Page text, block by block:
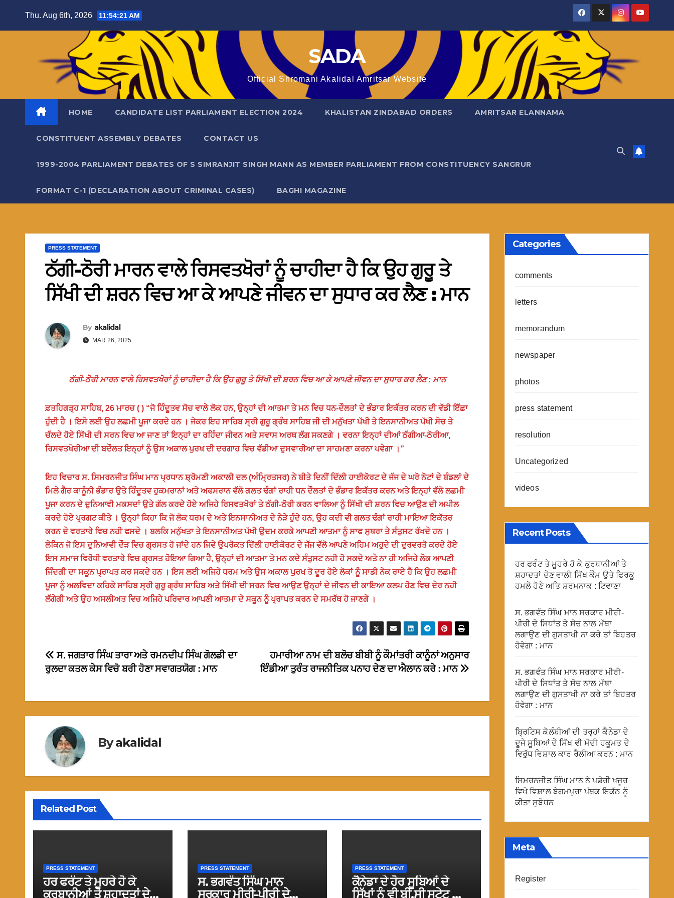
Thu. Aug 6th, 2026 11:54:22 AM
SADA
Official Shromani Akalidal Amritsar Website
HOME CANDIDATE LIST PARLIAMENT ELECTION 2024 KHALISTAN ZINDABAD ORDERS AMRITSAR ELANNAMA
CONSTITUENT ASSEMBLY DEBATES CONTACT US
1999-2004 PARLIAMENT DEBATES OF S SIMRANJIT SINGH MANN AS MEMBER PARLIAMENT FROM CONSTITUENCY SANGRUR
FORMAT C-1 (DECLARATION ABOUT CRIMINAL CASES) BAGHI MAGAZINE
PRESS STATEMENT
ਠੱਗੀ-ਠੋਰੀ ਮਾਰਨ ਵਾਲੇ ਰਿਸਵਤਖੋਰਾਂ ਨੂੰ ਚਾਹੀਦਾ ਹੈ ਕਿ ਉਹ ਗੁਰੂ ਤੇ
ਸਿੱਖੀ ਦੀ ਸ਼ਰਨ ਵਿਚ ਆ ਕੇ ਆਪਣੇ ਜੀਵਨ ਦਾ ਸੁਧਾਰ ਕਰ ਲੈਣ : ਮਾਨ
By akalidal
MAR 26, 2025
ਠੱਗੀ-ਠੋਰੀ ਮਾਰਨ ਵਾਲੇ ਰਿਸਵਤਖੋਰਾਂ ਨੂੰ ਚਾਹੀਦਾ ਹੈ ਕਿ ਉਹ ਗੁਰੂ ਤੇ ਸਿੱਖੀ ਦੀ ਸ਼ਰਨ ਵਿਚ ਆ ਕੇ ਆਪਣੇ ਜੀਵਨ ਦਾ ਸੁਧਾਰ ਕਰ ਲੈਣ : ਮਾਨ
ਫ਼ਤਹਿਗੜ੍ਹ ਸਾਹਿਬ, 26 ਮਾਰਚ ( ) “ਜੋ ਹਿੰਦੂਤਵ ਸੋਚ ਵਾਲੇ ਲੋਕ ਹਨ, ਉਨ੍ਹਾਂ ਦੀ ਆਤਮਾ ਤੇ ਮਨ ਵਿਚ ਧਨ-ਦੌਲਤਾਂ ਦੇ ਭੰਡਾਰ ਇਕੱਤਰ ਕਰਨ ਦੀ ਵੱਡੀ ਇੱਛਾ
ਹੁੰਦੀ ਹੈ । ਇਸੇ ਲਈ ਉਹ ਲਛਮੀ ਪੂਜਾ ਕਰਦੇ ਹਨ । ਜੇਕਰ ਇਹ ਸਾਹਿਬ ਸ੍ਰੀ ਗੁਰੂ ਗ੍ਰੰਥ ਸਾਹਿਬ ਜੀ ਦੀ ਮਨੁੱਖਤਾ ਪੱਖੀ ਤੇ ਇਨਸਾਨੀਅਤ ਪੱਖੀ ਸੋਚ ਤੇ
ਚੱਲਦੇ ਹੋਏ ਸਿੱਖੀ ਦੀ ਸਰਨ ਵਿਚ ਆ ਜਾਣ ਤਾਂ ਇਨ੍ਹਾਂ ਦਾ ਰਹਿੰਦਾ ਜੀਵਨ ਅਤੇ ਸਵਾਸ ਅਰਥ ਲੱਗ ਸਕਣਗੇ । ਵਰਨਾ ਇਨ੍ਹਾਂ ਦੀਆਂ ਠੱਗੀਆ-ਠੋਰੀਆ,
ਰਿਸਵਤਖੋਰੀਆ ਦੀ ਬਦੌਲਤ ਇਨ੍ਹਾਂ ਨੂੰ ਉਸ ਅਕਾਲ ਪੁਰਖ ਦੀ ਦਰਗਾਹ ਵਿਚ ਵੱਡੀਆ ਦੁਸਵਾਰੀਆ ਦਾ ਸਾਹਮਣਾ ਕਰਨਾ ਪਵੇਗਾ ।”
ਇਹ ਵਿਚਾਰ ਸ. ਸਿਮਰਨਜੀਤ ਸਿੰਘ ਮਾਨ ਪ੍ਰਧਾਨ ਸ਼੍ਰੋਮਣੀ ਅਕਾਲੀ ਦਲ (ਅੰਮ੍ਰਿਤਸਰ) ਨੇ ਬੀਤੇ ਦਿਨੀਂ ਦਿੱਲੀ ਹਾਈਕੋਰਟ ਦੇ ਜੱਜ ਦੇ ਘਰੋ ਨੋਟਾਂ ਦੇ ਬੰਡਲਾਂ ਦੇ
ਮਿਲੇ ਗੈਰ ਕਾਨੂੰਨੀ ਭੰਡਾਰ ਉਤੇ ਹਿੰਦੂਤਵ ਹੁਕਮਰਾਨਾਂ ਅਤੇ ਅਫਸਰਾਨ ਵੱਲੋ ਗਲਤ ਢੰਗਾਂ ਰਾਹੀ ਧਨ ਦੌਲਤਾਂ ਦੇ ਭੰਡਾਰ ਇਕੱਤਰ ਕਰਨ ਅਤੇ ਇਨ੍ਹਾਂ ਵੱਲੋ ਲਛਮੀ
ਪੂਜਾ ਕਰਨ ਦੇ ਦੁਨਿਆਵੀ ਮਕਸਦਾਂ ਉਤੇ ਗੱਲ ਕਰਦੇ ਹੋਏ ਅਜਿਹੇ ਰਿਸਵਤਖੋਰਾਂ ਤੇ ਠੱਗੀ-ਠੋਰੀ ਕਰਨ ਵਾਲਿਆ ਨੂੰ ਸਿੱਖੀ ਦੀ ਸ਼ਰਨ ਵਿਚ ਆਉਣ ਦੀ ਅਪੀਲ
ਕਰਦੇ ਹੋਏ ਪ੍ਰਗਟ ਕੀਤੇ । ਉਨ੍ਹਾਂ ਕਿਹਾ ਕਿ ਜੋ ਲੋਕ ਧਰਮ ਦੇ ਅਤੇ ਇਨਸਾਨੀਅਤ ਦੇ ਨੇੜੇ ਹੁੰਦੇ ਹਨ, ਉਹ ਕਦੀ ਵੀ ਗਲਤ ਢੰਗਾਂ ਰਾਹੀ ਮਾਇਆ ਇਕੱਤਰ
ਕਰਨ ਦੇ ਵਰਤਾਰੇ ਵਿਚ ਨਹੀ ਫਸਦੇ । ਬਲਕਿ ਮਨੁੱਖਤਾ ਤੇ ਇਨਸਾਨੀਅਤ ਪੱਖੀ ਉਦਮ ਕਰਕੇ ਆਪਣੀ ਆਤਮਾ ਨੂੰ ਸਾਫ ਸੁਥਰਾ ਤੇ ਸੰਤੁਸਟ ਰੱਖਦੇ ਹਨ ।
ਲੇਕਿਨ ਜੋ ਇਸ ਦੁਨਿਆਵੀ ਦੌੜ ਵਿਚ ਗ੍ਰਸਤ ਹੋ ਜਾਂਦੇ ਹਨ ਜਿਵੇ ਉਪਰੋਕਤ ਦਿੱਲੀ ਹਾਈਕੋਰਟ ਦੇ ਜੱਜ ਵੱਲੋ ਆਪਣੇ ਅਹਿਮ ਅਹੁਦੇ ਦੀ ਦੁਰਵਰਤੋ ਕਰਦੇ ਹੋਏ
ਇਸ ਸਮਾਜ ਵਿਰੋਧੀ ਵਰਤਾਰੇ ਵਿਚ ਗ੍ਰਸਤ ਹੋਇਆ ਗਿਆ ਹੈ, ਉਨ੍ਹਾਂ ਦੀ ਆਤਮਾ ਤੇ ਮਨ ਕਦੇ ਸੰਤੁਸਟ ਨਹੀ ਹੋ ਸਕਦੇ ਅਤੇ ਨਾ ਹੀ ਅਜਿਹੇ ਲੋਕ ਆਪਣੀ
ਜਿੰਦਗੀ ਦਾ ਸਕੂਨ ਪ੍ਰਾਪਤ ਕਰ ਸਕਦੇ ਹਨ । ਇਸ ਲਈ ਅਜਿਹੇ ਧਰਮ ਅਤੇ ਉਸ ਅਕਾਲ ਪੁਰਖ ਤੋ ਦੂਰ ਹੋਏ ਲੋਕਾਂ ਨੂੰ ਸਾਡੀ ਨੇਕ ਰਾਏ ਹੈ ਕਿ ਉਹ ਲਛਮੀ
ਪੂਜਾ ਨੂੰ ਅਲਵਿਦਾ ਕਹਿਕੇ ਸਾਹਿਬ ਸ੍ਰੀ ਗੁਰੂ ਗ੍ਰੰਥ ਸਾਹਿਬ ਅਤੇ ਸਿੱਖੀ ਦੀ ਸਰਨ ਵਿਚ ਆਉਣ ਉਨ੍ਹਾਂ ਦੇ ਜੀਵਨ ਦੀ ਕਾਇਆ ਕਲਪ ਹੋਣ ਵਿਚ ਦੇਰ ਨਹੀ
ਲੱਗੇਗੀ ਅਤੇ ਉਹ ਅਸਲੀਅਤ ਵਿਚ ਅਜਿਹੇ ਪਰਿਵਾਰ ਆਪਣੀ ਆਤਮਾ ਦੇ ਸਕੂਨ ਨੂੰ ਪ੍ਰਾਪਤ ਕਰਨ ਦੇ ਸਮਰੱਥ ਹੋ ਜਾਣਗੇ ।
Post
navigation
ਹਮਾਰੀਆ ਨਾਮ ਦੀ ਬਲੋਚ ਬੀਬੀ ਨੂੰ ਕੌਮਾਂਤਰੀ ਕਾਨੂੰਨਾਂ ਅਨੁਸਾਰ
ਇੰਡੀਆ ਤੁਰੰਤ ਰਾਜਨੀਤਿਕ ਪਨਾਹ ਦੇਣ ਦਾ ਐਲਾਨ ਕਰੇ : ਮਾਨ
ਸ. ਜਗਤਾਰ ਸਿੰਘ ਤਾਰਾ ਅਤੇ ਰਮਨਦੀਪ ਸਿੰਘ ਗੋਲਡੀ ਦਾ
ਰੁਲਦਾ ਕਤਲ ਕੇਸ ਵਿਚੋ ਬਰੀ ਹੋਣਾ ਸਵਾਗਤਯੋਗ : ਮਾਨ
Byakalidal
Related Post
PRESS STATEMENT
ਹਰ ਫਰੰਟ ਤੇ ਮੂਹਰੇ ਹੋ ਕੇ
ਕੁਰਬਾਨੀਆਂ ਤੇ ਸ਼ਹਾਦਤਾਂ ਦੇਣ
PRESS STATEMENT
ਸ. ਭਗਵੰਤ ਸਿੰਘ ਮਾਨ
ਸਰਕਾਰ ਮੀਰੀ-ਪੀਰੀ ਦੇ
PRESS STATEMENT
ਕੈਨੇਡਾ ਦੇ ਹੋਰ ਸੂਬਿਆਂ ਦੇ
ਸਿੱਖਾਂ ਨੂੰ ਵੀ ਬੀ.ਸੀ ਸਟੇਟ ਦੀ
Categories
comments
letters
memorandum
newspaper
photos
press statement
resolution
Uncategorized
videos
Recent Posts
ਹਰ ਫਰੰਟ ਤੇ ਮੂਹਰੇ ਹੋ ਕੇ ਕੁਰਬਾਨੀਆਂ ਤੇ
ਸ਼ਹਾਦਤਾਂ ਦੇਣ ਵਾਲੀ ਸਿੱਖ ਕੌਮ ਉਤੇ ਫਿਰਕੂ
ਹਮਲੇ ਹੋਣੇ ਅਤਿ ਸ਼ਰਮਨਾਕ : ਟਿਵਾਣਾ
ਸ. ਭਗਵੰਤ ਸਿੰਘ ਮਾਨ ਸਰਕਾਰ ਮੀਰੀ-
ਪੀਰੀ ਦੇ ਸਿਧਾਂਤ ਤੇ ਸੋਚ ਨਾਲ ਮੱਥਾ
ਲਗਾਉਣ ਦੀ ਗੁਸਤਾਖੀ ਨਾ ਕਰੇ ਤਾਂ ਬਿਹਤਰ
ਹੋਵੇਗਾ : ਮਾਨ
ਸ. ਭਗਵੰਤ ਸਿੰਘ ਮਾਨ ਸਰਕਾਰ ਮੀਰੀ-
ਪੀਰੀ ਦੇ ਸਿਧਾਂਤ ਤੇ ਸੋਚ ਨਾਲ ਮੱਥਾ
ਲਗਾਉਣ ਦੀ ਗੁਸਤਾਖੀ ਨਾ ਕਰੇ ਤਾਂ ਬਿਹਤਰ
ਹੋਵੇਗਾ : ਮਾਨ
ਬ੍ਰਿਟਿਸ ਕੋਲੰਬੀਆਂ ਦੀ ਤਰ੍ਹਾਂ ਕੈਨੇਡਾ ਦੇ
ਦੂਜੇ ਸੂਬਿਆਂ ਦੇ ਸਿੱਖ ਵੀ ਮੋਦੀ ਹਕੂਮਤ ਦੇ
ਵਿਰੁੱਧ ਵਿਸ਼ਾਲ ਕਾਰ ਰੈਲੀਆ ਕਰਨ : ਮਾਨ
ਸਿਮਰਨਜੀਤ ਸਿੰਘ ਮਾਨ ਨੇ ਪਡੋਰੀ ਖਜੂਰ
ਵਿਖੇ ਵਿਸ਼ਾਲ ਬੇਗਮਪੁਰਾ ਪੰਥਕ ਇਕੱਠ ਨੂੰ
ਕੀਤਾ ਸੁਬੋਧਨ
Meta
Register